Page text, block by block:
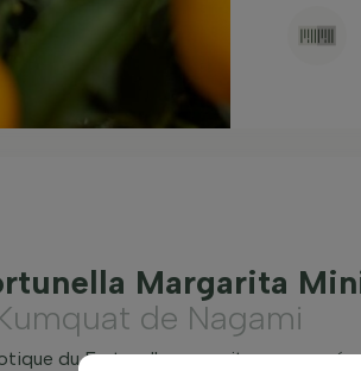
Margarita
Kumquat de Nagami
du Fortunella margarita,